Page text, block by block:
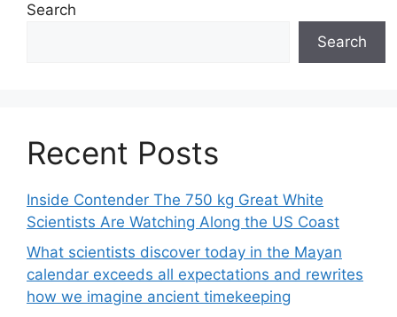
Search
Search
Recent Posts
Inside Contender The 750 kg Great White
Scientists Are Watching Along the US Coast
What scientists discover today in the Mayan
calendar exceeds all expectations and rewrites
how we imagine ancient timekeeping